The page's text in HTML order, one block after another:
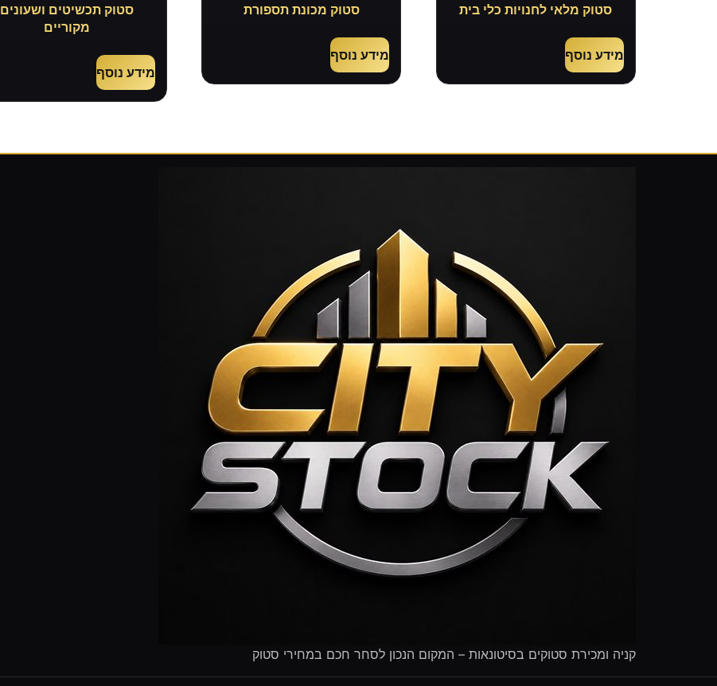
סטוק מלאי לחנויות כלי בית
מידע נוסף
סטוק מכונת תספורת
מידע נוסף
סטוק תכשיטים ושעונים
מקוריים
מידע נוסף
קניה ומכירת סטוקים בסיטונאות – המקום הנכון לסחר חכם במחירי סטוק